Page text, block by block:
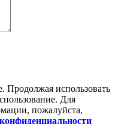
Продолжая использовать
Для
пожалуйста,